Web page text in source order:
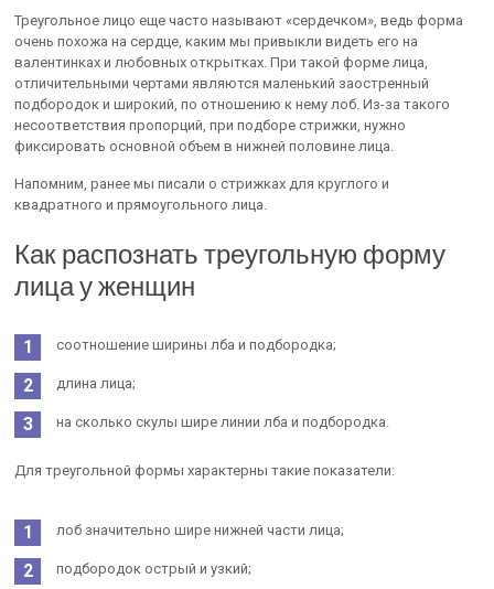
Треугольное лицо еще часто называют «сердечком», ведь форма
очень похожа на сердце, каким мы привыкли видеть его на
валентинках и любовных открытках. При такой форме лица,
отличительными чертами являются маленький заостренный
подбородок и широкий, по отношению к нему лоб. Из-за такого
несоответствия пропорций, при подборе стрижки, нужно
фиксировать основной объем в нижней половине лица.
Напомним, ранее мы писали о стрижках для круглого и
квадратного и прямоугольного лица.
Как распознать треугольную форму
лица у женщин
соотношение ширины лба и подбородка;
длина лица;
на сколько скулы шире линии лба и подбородка.
Для треугольной формы характерны такие показатели:
лоб значительно шире нижней части лица;
подбородок острый и узкий;